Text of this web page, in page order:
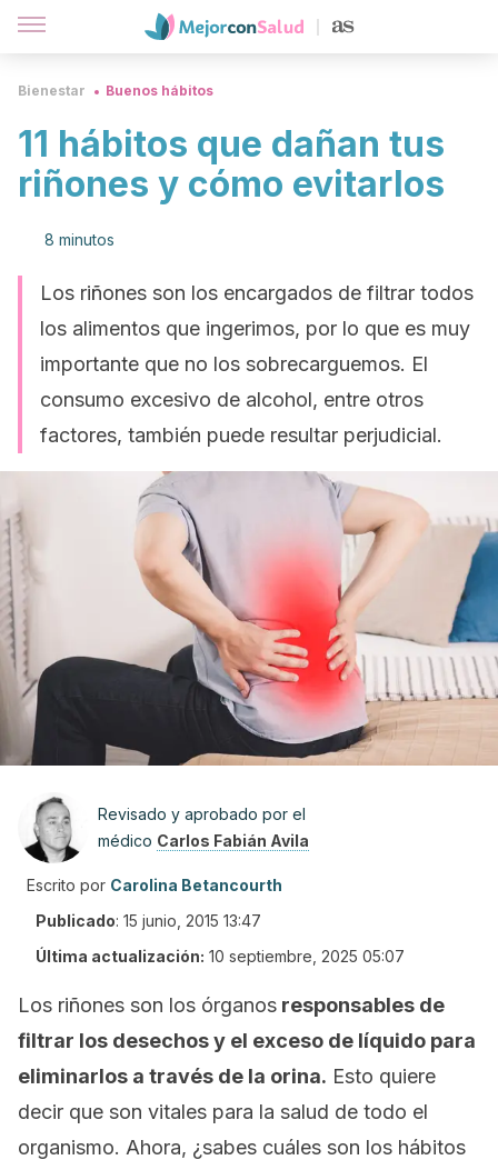
Bienestar Buenos hábitos
11 hábitos que dañan tus
riñones y cómo evitarlos
8 minutos
Los riñones son los encargados de filtrar todos
los alimentos que ingerimos, por lo que es muy
importante que no los sobrecarguemos. El
consumo excesivo de alcohol, entre otros
factores, también puede resultar perjudicial.
Revisado y aprobado por el
médico Carlos Fabián Avila
Escrito por Carolina Betancourth
Publicado: 15 junio, 2015 13:47
Última actualización: 10 septiembre, 2025 05:07
Los riñones son los órganos responsables de
filtrar los desechos y el exceso de líquido para
eliminarlos a través de la orina. Esto quiere
decir que son vitales para la salud de todo el
organismo. Ahora, ¿sabes cuáles son los hábitos